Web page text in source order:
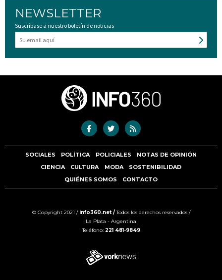
NEWSLETTER
Suscríbase a nuestro boletín de noticias
SOCIALES POLÍTICA POLICIALES
NOTAS DE OPINIÓN
CIENCIA
CULTURA MODA
SOSTENIBILIDAD
QUIÉNES SOMOS
CONTACTO
© Copyright 2021 / info360.net /Todos los derechos reservados /
La Plata - Argentina
Teléfono: 221 481-9849